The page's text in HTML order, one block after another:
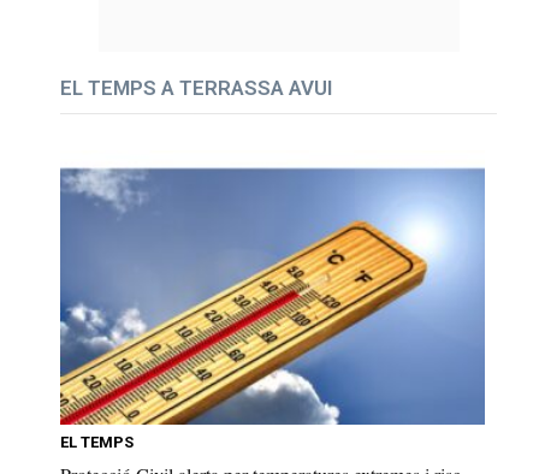
EL TEMPS A TERRASSA AVUI
EL TEMPS